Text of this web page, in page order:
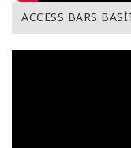
ACCESS BARS